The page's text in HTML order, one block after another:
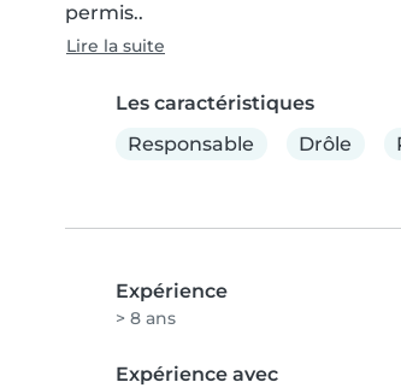
permis..
Lire la suite
Les caractéristiques
Responsable
Drôle
Expérience
> 8 ans
Expérience avec